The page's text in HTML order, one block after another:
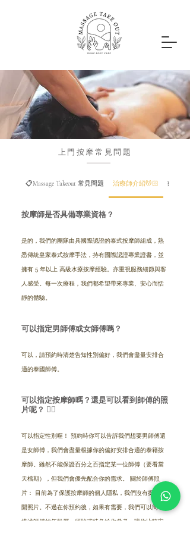
上門按摩常見問題
📋Massage Takeout 常見問題 治療師介紹💆🏻 療程準
按摩師是否具備專業資格？
是的，我們的團隊由具國際認證的泰式按摩師組成，熟
悉傳統皇家泰式按摩手法，持有國際認證專業證書，並
擁有 5 年以上 高級水療按摩經驗。亦重視服務細節與客
人感受。每一次療程，我們都希望帶來專業、安心而恬
靜的體驗。
可以指定男師傅或女師傅嗎？
可以，請預約時清楚告知性別偏好，我們會盡量安排合
適的泰國師傅。
可以指定按摩師嗎？還是可以看到師傅的照
片呢？ 💆‍♀️
可以指定性別喔！ 預約時你可以告訴我們想要男師傅還
是女師傅，我們會盡量根據你的偏好安排合適的泰籍按
摩師。雖然不能保證百分之百指定某一位師傅（要看當
天檔期），但我們會優先配合你的需求。 關於師傅照
片： 目前為了保護按摩師的個人隱私，我們沒有提供公
開照片。不過在你預約後，如果有需要，我們可以簡單
描述師傅的年齡層、經驗或特色給你參考，讓你比較安